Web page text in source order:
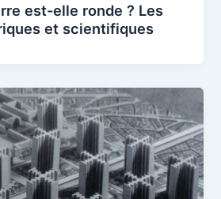
est-elle ronde ? Les
et scientifiques